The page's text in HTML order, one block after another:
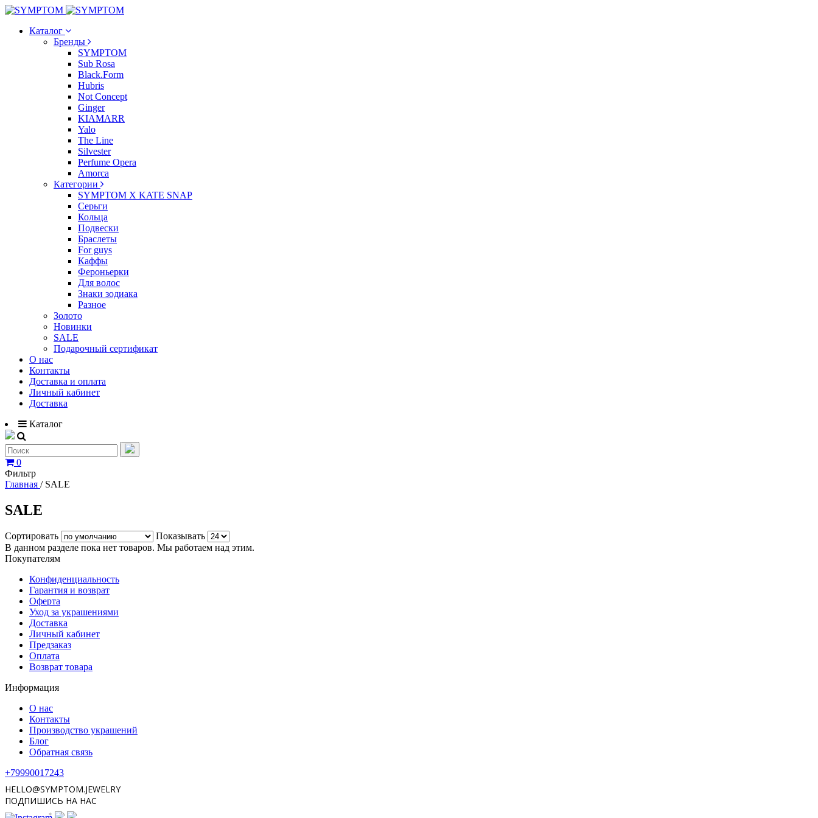
Каталог
Бренды
SYMPTOM
Sub Rosa
Black.Form
Hubris
Not Concept
Ginger
KIAMARR
Yalo
The Line
Silvester
Perfume Opera
Amorca
Категории
SYMPTOM X KATE SNAP
Серьги
Кольца
Подвески
Браслеты
For guys
Каффы
Фероньерки
Для волос
Знаки зодиака
Разное
Золото
Новинки
SALE
Подарочный сертификат
О нас
Контакты
Доставка и оплата
Личный кабинет
Доставка
Каталог
0
Фильтр
Главная / SALE
SALE
Сортировать
Показывать
В данном разделе пока нет товаров. Мы работаем над этим.
Покупателям
Конфиденциальность
Гарантия и возврат
Оферта
Уход за украшениями
Доставка
Личный кабинет
Предзаказ
Оплата
Возврат товара
Информация
О нас
Контакты
Производство украшений
Блог
Обратная связь
+79990017243
HELLO@SYMPTOM.JEWELRY
ПОДПИШИСЬ НА НАС
*